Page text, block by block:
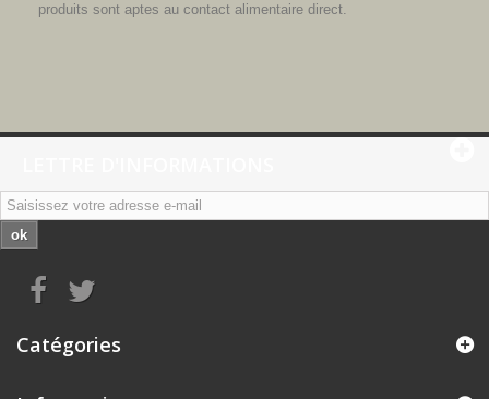
produits sont aptes au contact alimentaire direct.
ok
Catégories